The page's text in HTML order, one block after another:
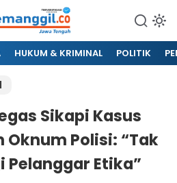
HUKUM & KRIMINAL POLITIK
Sikapi Kasus
Polisi: “Tak
Pelanggar Etika”